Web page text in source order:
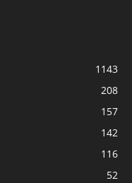
1143
208
157
142
116
52